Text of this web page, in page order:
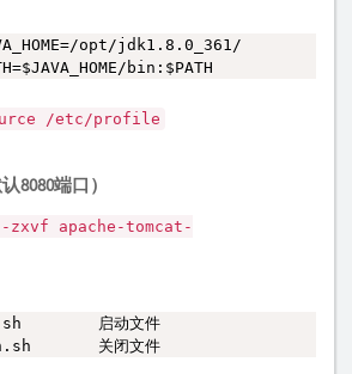
opt/jdk1.8.0_361/
bin:$PATH
/etc/profile
8080端口）
apache-tomcat-
启动文件
关闭文件